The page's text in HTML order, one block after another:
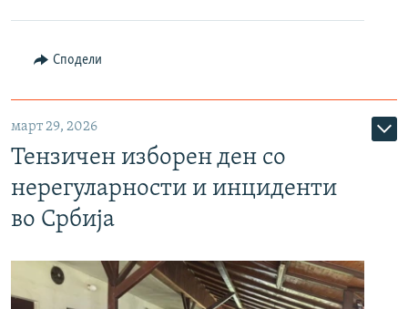
Сподели
март 29, 2026
Тензичен изборен ден со
нерегуларности и инциденти
во Србија